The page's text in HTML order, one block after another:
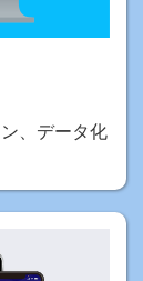
、データ化